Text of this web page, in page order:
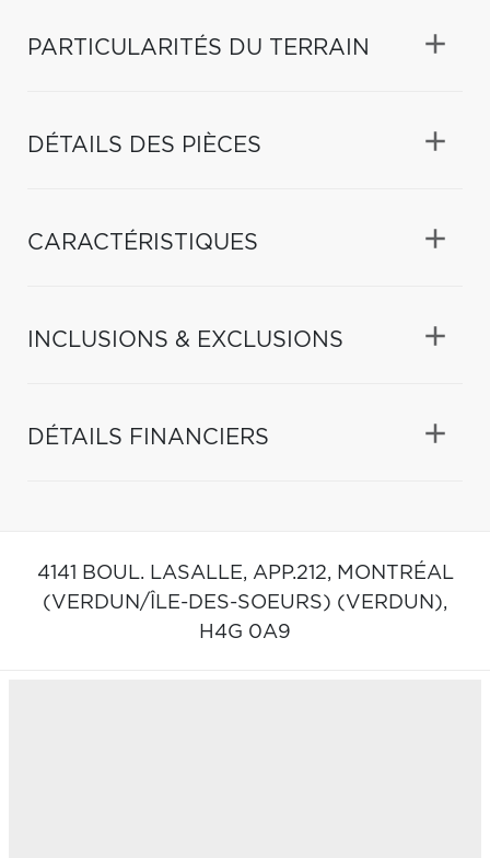
PARTICULARITÉS DU TERRAIN
DÉTAILS DES PIÈCES
CARACTÉRISTIQUES
INCLUSIONS & EXCLUSIONS
DÉTAILS FINANCIERS
4141 BOUL. LASALLE, APP.212, MONTRÉAL
(VERDUN/ÎLE-DES-SOEURS) (VERDUN),
H4G 0A9